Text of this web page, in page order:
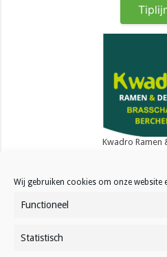
Wij gebruiken cookies om onze website
Functioneel
Statistisch
Kwadro Ramen
Contact